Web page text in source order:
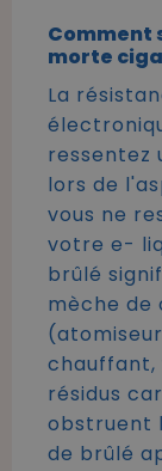
Comment
morte
La
ressentez
lors de
vous ne
votre e-
brûlé
mèche de
chauffant,
résidus
obstruent
de brûlé